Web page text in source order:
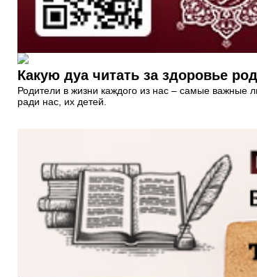
Какую дуа читать за здоровье
Родители в жизни каждого из нас – самые важные
ради нас, их детей.